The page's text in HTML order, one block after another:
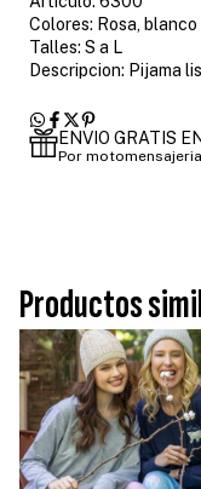
Colores: Rosa, blanco
Talles: S a L
Descripcion: Pijama
ENVIO GRATIS
Por motomensajeria
Productos